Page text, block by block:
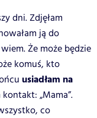
dni. Zdjęłam
ją do
Że może będzie
komuś, kto
usiadłam na
kontakt: „Mama”.
co